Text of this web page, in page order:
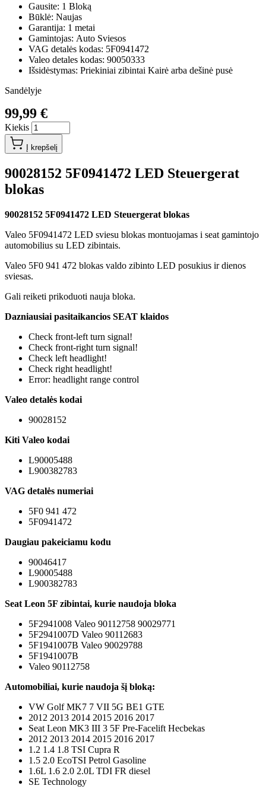
Gausite: 1 Bloką
Būklė: Naujas
Garantija: 1 metai
Gamintojas: Auto Sviesos
VAG detalės kodas: 5F0941472
Valeo detales kodas: 90050333
Išsidėstymas: Priekiniai zibintai Kairė arba dešinė pusė
Sandėlyje
99,99 €
Kiekis
Į krepšelį
90028152 5F0941472 LED Steuergerat
blokas
90028152 5F0941472 LED Steuergerat blokas
Valeo 5F0941472 LED sviesu blokas montuojamas i seat gamintojo
automobilius su LED zibintais.
Valeo 5F0 941 472 blokas valdo zibinto LED posukius ir dienos
sviesas.
Gali reiketi prikoduoti nauja bloka.
Dazniausiai pasitaikancios SEAT klaidos
Check front-left turn signal!
Check front-right turn signal!
Check left headlight!
Check right headlight!
Error: headlight range control
Valeo detalės kodai
90028152
Kiti Valeo kodai
L90005488
L900382783
VAG detalės numeriai
5F0 941 472
5F0941472
Daugiau pakeiciamu kodu
90046417
L90005488
L900382783
Seat Leon 5F zibintai, kurie naudoja bloka
5F2941008 Valeo 90112758 90029771
5F2941007D Valeo 90112683
5F1941007B Valeo 90029788
5F1941007B
Valeo 90112758
Automobiliai, kurie naudoja šį bloką:
VW Golf MK7 7 VII 5G BE1 GTE
2012 2013 2014 2015 2016 2017
Seat Leon MK3 III 3 5F Pre-Facelift Hecbekas
2012 2013 2014 2015 2016 2017
1.2 1.4 1.8 TSI Cupra R
1.5 2.0 EcoTSI Petrol Gasoline
1.6L 1.6 2.0 2.0L TDI FR diesel
SE Technology